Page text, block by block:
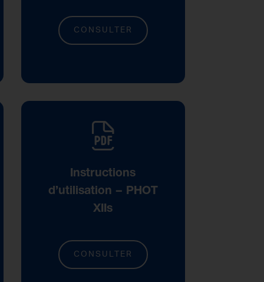
CONSULTER
Instructions
d’utilisation – PHOT
XIIs
CONSULTER